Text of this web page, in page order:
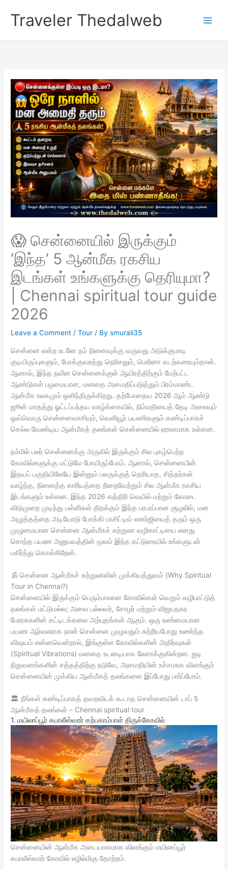
contentTraveler Thedalweb
😱 சென்னையில் இருக்கும்
‘இந்த’ 5 ஆன்மீக ரகசிய
இடங்கள் உங்களுக்கு தெரியுமா?
| Chennai spiritual tour guide
2026
Leave a Comment /Tour / Bysmurali35
சென்னை என்ற உடனே நம் நினைவுக்கு வருவது அடுக்குமாடி
குடியிருப்புகளும், போக்குவரத்து நெரிசலும், மெரினா கடற்கரையும்தான்.
ஆனால், இந்த நவீன சென்னைக்குள் ஆயிரத்திற்கும் மேற்பட்ட
ஆண்டுகள் பழமையான, மனதை அமைதிப்படுத்தும் பிரம்மாண்ட
ஆன்மீக உலகமும் ஒளிந்திருக்கிறது. தற்போதைய 2026 ஆம் ஆண்டு
ஜூன் மாதத்து ஓட்டப்பந்தய வாழ்க்கையில், நிம்மதியைத் தேடி அலையும்
ஒவ்வொரு சென்னைவாசியும், வெளியூர் பயணிகளும் கண்டிப்பாகச்
செல்ல வேண்டிய ஆன்மீகத் தலங்கள் சென்னையில் ஏராளமாக உள்ளன.
நம்மில் பலர் சென்னைக்கு அருகில் இருக்கும் சில புகழ்பெற்ற
கோவில்களுக்கு மட்டுமே போயிருப்போம். ஆனால், சென்னையின்
இதயப் பகுதியிலேயே இன்னும் பலருக்குத் தெரியாத, சித்தர்கள்
வாழ்ந்த, நினைத்த காரியத்தை நிறைவேற்றும் சில ஆன்மீக ரகசிய
இடங்களும் உள்ளன. இந்த 2026 கத்திரி வெயில் மற்றும் கோடை
விடுமுறை முடிந்து பள்ளிகள் திறக்கும் இந்த பரபரப்பான சூழலில், மன
அழுத்தத்தை அடியோடு போக்கி பாசிட்டிவ் எனர்ஜியைத் தரும் ஒரு
முழுமையான சென்னை ஆன்மீகச் சுற்றுலா வழிகாட்டியை எனது
சொந்த பயண அனுபவத்தின் மூலம் இந்த கட்டுரையில் உங்களுடன்
பகிர்ந்து கொள்கிறேன்.
🕉️ சென்னை ஆன்மீகச் சுற்றுலாவின் முக்கியத்துவம் (Why Spiritual
Tour in Chennai?)
சென்னையில் இருக்கும் பெரும்பாலான கோவில்கள் வெறும் வழிபாட்டுத்
தலங்கள் மட்டுமல்ல; அவை பல்லவர், சோழர் மற்றும் விஜயநகர
பேரரசுகளின் கட்டிடக்கலை அற்புதங்கள் ஆகும். ஒரு உண்மையான
பயண ஆர்வலராக நான் சென்னை முழுவதும் சுற்றியபோது உணர்ந்த
விஷயம் என்னவென்றால், இங்குள்ள கோவில்களின் அதிர்வுகள்
(Spiritual Vibrations) மனதை உடனடியாக லேசாக்குகின்றன. ஐடி
நிறுவனங்களின் சத்தத்திற்கு நடுவே, அமைதியின் உச்சமாக விளங்கும்
சென்னையின் முக்கிய ஆன்மீகத் தலங்களை இப்போது பார்ப்போம்.
🏛️ நீங்கள் கண்டிப்பாகத் தவறவிடக் கூடாத சென்னையின் டாப் 5
ஆன்மீகத் தலங்கள் – Chennai spiritual tour
1. மயிலாப்பூர் கபாலீஸ்வரர் கற்பகாம்பாள் திருக்கோவில்
சென்னையின் ஆன்மீக அடையாளமாக விளங்கும் மயிலாப்பூர்
கபாலீஸ்வரர் கோவில் எழில்மிகு தோற்றம்.